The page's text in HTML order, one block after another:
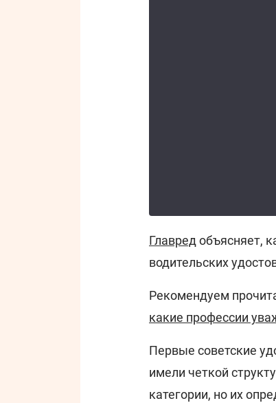
Главредобъясняет,
водительских
Рекомендуем
какие профессии
Первые советские
имели четкой
категории, но их